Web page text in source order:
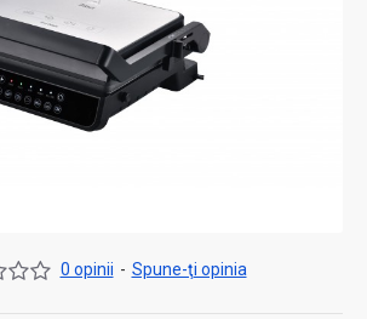
0 opinii - Spune-ţi opinia